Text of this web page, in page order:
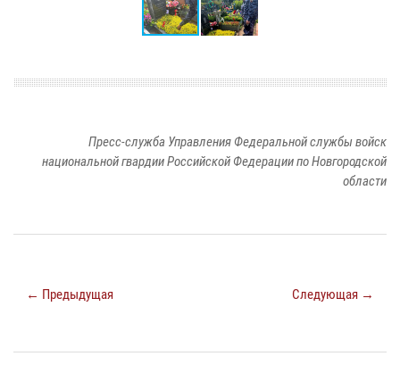
Пресс-служба Управления Федеральной службы войск
национальной гвардии Российской Федерации по Новгородской
области
← Предыдущая Следующая →